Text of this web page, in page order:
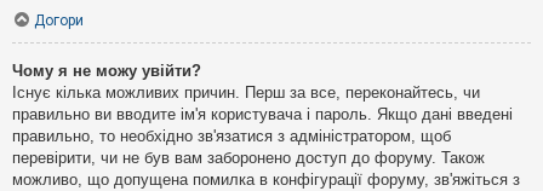
Догори
Чому я не можу увійти?
Існує кілька можливих причин. Перш за все, переконайтесь, чи
правильно ви вводите ім'я користувача і пароль. Якщо дані введені
правильно, то необхідно зв'язатися з адміністратором, щоб
перевірити, чи не був вам заборонено доступ до форуму. Також
можливо, що допущена помилка в конфігурації форуму, зв'яжіться з